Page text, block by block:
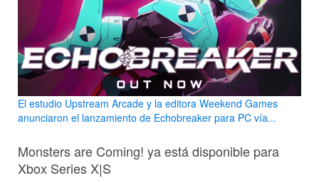
El estudio Upstream Arcade y la editora Weekend Games
anunciaron el lanzamiento de Echobreaker para PC vía...
Monsters are Coming! ya está disponible para
Xbox Series X|S